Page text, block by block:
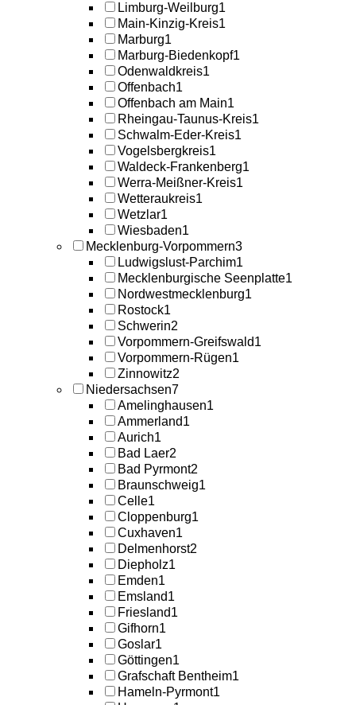
Limburg-Weilburg1
Main-Kinzig-Kreis1
Marburg1
Marburg-Biedenkopf1
Odenwaldkreis1
Offenbach1
Offenbach am Main1
Rheingau-Taunus-Kreis1
Schwalm-Eder-Kreis1
Vogelsbergkreis1
Waldeck-Frankenberg1
Werra-Meißner-Kreis1
Wetteraukreis1
Wetzlar1
Wiesbaden1
Mecklenburg-Vorpommern3
Ludwigslust-Parchim1
Mecklenburgische Seenplatte1
Nordwestmecklenburg1
Rostock1
Schwerin2
Vorpommern-Greifswald1
Vorpommern-Rügen1
Zinnowitz2
Niedersachsen7
Amelinghausen1
Ammerland1
Aurich1
Bad Laer2
Bad Pyrmont2
Braunschweig1
Celle1
Cloppenburg1
Cuxhaven1
Delmenhorst2
Diepholz1
Emden1
Emsland1
Friesland1
Gifhorn1
Goslar1
Göttingen1
Grafschaft Bentheim1
Hameln-Pyrmont1